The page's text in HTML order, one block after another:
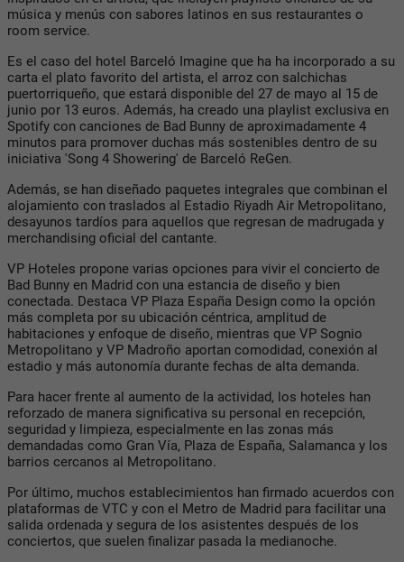
música y menús con sabores latinos en sus restaurantes o
room service.
Es el caso del hotel Barceló Imagine que ha ha incorporado a su
carta el plato favorito del artista, el arroz con salchichas
puertorriqueño, que estará disponible del 27 de mayo al 15 de
junio por 13 euros. Además, ha creado una playlist exclusiva en
Spotify con canciones de Bad Bunny de aproximadamente 4
minutos para promover duchas más sostenibles dentro de su
iniciativa 'Song 4 Showering' de Barceló ReGen.
Además, se han diseñado paquetes integrales que combinan el
alojamiento con traslados al Estadio Riyadh Air Metropolitano,
desayunos tardíos para aquellos que regresan de madrugada y
merchandising oficial del cantante.
VP Hoteles propone varias opciones para vivir el concierto de
Bad Bunny en Madrid con una estancia de diseño y bien
conectada. Destaca VP Plaza España Design como la opción
más completa por su ubicación céntrica, amplitud de
habitaciones y enfoque de diseño, mientras que VP Sognio
Metropolitano y VP Madroño aportan comodidad, conexión al
estadio y más autonomía durante fechas de alta demanda.
Para hacer frente al aumento de la actividad, los hoteles han
reforzado de manera significativa su personal en recepción,
seguridad y limpieza, especialmente en las zonas más
demandadas como Gran Vía, Plaza de España, Salamanca y los
barrios cercanos al Metropolitano.
Por último, muchos establecimientos han firmado acuerdos con
plataformas de VTC y con el Metro de Madrid para facilitar una
salida ordenada y segura de los asistentes después de los
conciertos, que suelen finalizar pasada la medianoche.